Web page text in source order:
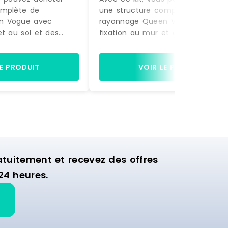
de
Vogue avec
au sol et des
être montée.
et de 2 bras
structure est
PRODUIT
une structure complète de
rayonnage Queen Vogue avec
fixation au mur et au sol et des
la photo, prête à être montée.
Equipée de 4 étagères et de 2
de suspension, cette structure
VOIR LE PRODUIT
et recevez des offres
heures.